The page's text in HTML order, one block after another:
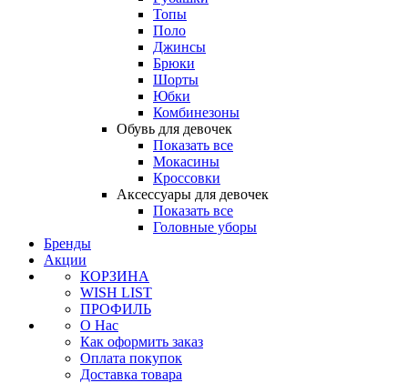
Топы
Поло
Джинсы
Брюки
Шорты
Юбки
Комбинезоны
Обувь для девочек
Показать все
Мокасины
Кроссовки
Аксессуары для девочек
Показать все
Головные уборы
Бренды
Акции
КОРЗИНА
WISH LIST
ПРОФИЛЬ
О Нас
Как оформить заказ
Оплата покупок
Доставка товара